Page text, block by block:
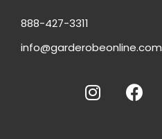
888-427-3311
info@garderobeonline.com